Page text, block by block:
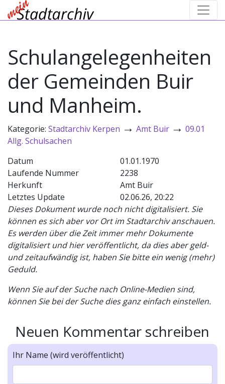
Schulangelegenheiten
der Gemeinden Buir
und Manheim.
Kategorie: Stadtarchiv Kerpen → Amt Buir → 09.01
Allg. Schulsachen
Datum
01.01.1970
Laufende Nummer
2238
Herkunft
Amt Buir
Letztes Update
02.06.26, 20:22
Dieses Dokument wurde noch nicht digitalisiert. Sie
können es sich aber vor Ort im Stadtarchiv anschauen.
Es werden über die Zeit immer mehr Dokumente
digitalisiert und hier veröffentlicht, da dies aber geld-
und zeitaufwändig ist, haben Sie bitte ein wenig (mehr)
Geduld.
Wenn Sie auf der Suche nach Online-Medien sind,
können Sie bei der Suche dies ganz einfach einstellen.
Neuen Kommentar schreiben
Ihr Name (wird veröffentlicht)